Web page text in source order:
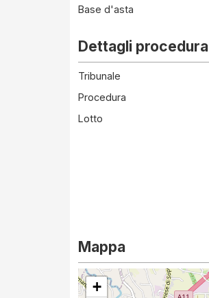
Base d'asta
Dettagli procedura
Tribunale
Procedura
Lotto
Mappa
+